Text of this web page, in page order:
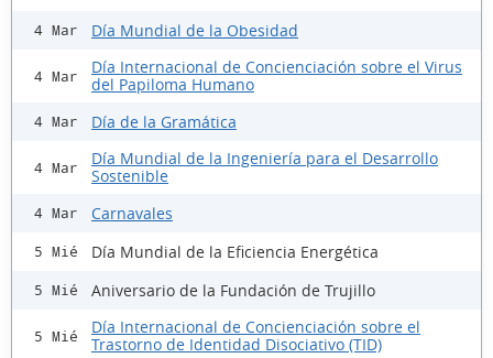
4 Mar Día Mundial de la Obesidad
4 Mar
Día Internacional de Concienciación sobre el Virus
del Papiloma Humano
4 Mar Día de la Gramática
4 Mar
Día Mundial de la Ingeniería para el Desarrollo
Sostenible
4 Mar Carnavales
5 Mié Día Mundial de la Eficiencia Energética
5 Mié Aniversario de la Fundación de Trujillo
5 Mié
Día Internacional de Concienciación sobre el
Trastorno de Identidad Disociativo (TID)